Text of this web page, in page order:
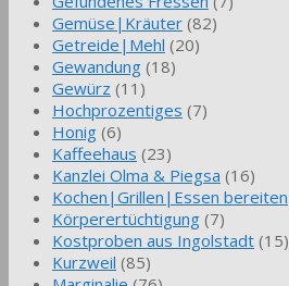
Gemüse|Kräuter (82)
Getreide|Mehl (20)
Gewandung (18)
Gewürz (11)
Hochprozentiges (7)
Honig (6)
Kaffeehaus (23)
Kanzlei Olma & Piegsa (16)
Kochen|Grillen|Essen bereiten
Körperertüchtigung (7)
Kostproben aus Ingolstadt (15)
Kurzweil (85)